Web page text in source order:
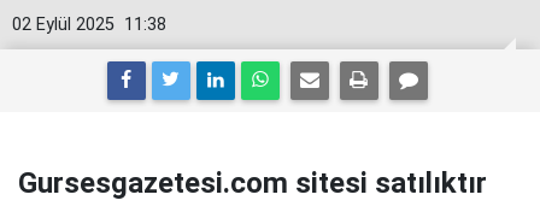
11:38
02 Eylül 2025
Gursesgazetesi.com sitesi satılıktır